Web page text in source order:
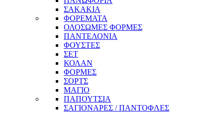
ΣΑΚΑΚΙΑ
ΦΟΡΕΜΑΤΑ
ΟΛΟΣΩΜΕΣ ΦΟΡΜΕΣ
ΠΑΝΤΕΛΟΝΙΑ
ΦΟΥΣΤΕΣ
ΣΕΤ
ΚΟΛΑΝ
ΦΟΡΜΕΣ
ΣΟΡΤΣ
ΜΑΓΙΟ
ΠΑΠΟΥΤΣΙΑ
ΣΑΓΙΟΝΑΡΕΣ / ΠΑΝΤΟΦΛΕΣ